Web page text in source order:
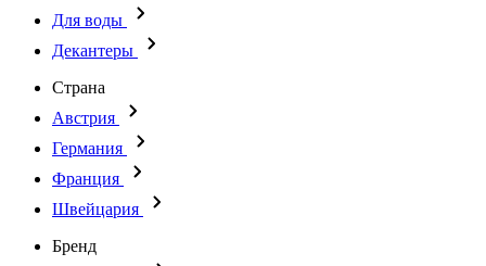
Для воды
Декантеры
Страна
Австрия
Германия
Франция
Швейцария
Бренд